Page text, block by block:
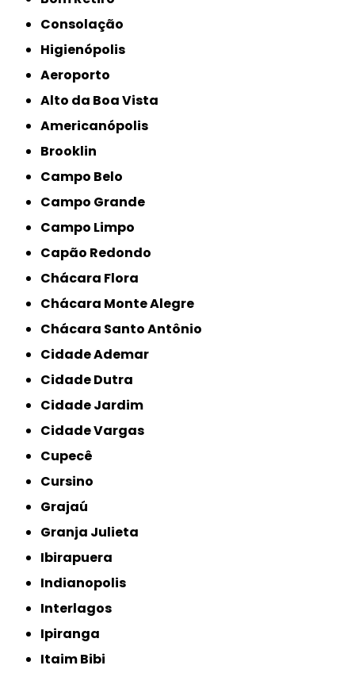
Consolação
Higienópolis
Aeroporto
Alto da Boa Vista
Americanópolis
Brooklin
Campo Belo
Campo Grande
Campo Limpo
Capão Redondo
Chácara Flora
Chácara Monte Alegre
Chácara Santo Antônio
Cidade Ademar
Cidade Dutra
Cidade Jardim
Cidade Vargas
Cupecê
Cursino
Grajaú
Granja Julieta
Ibirapuera
Indianopolis
Interlagos
Ipiranga
Itaim Bibi